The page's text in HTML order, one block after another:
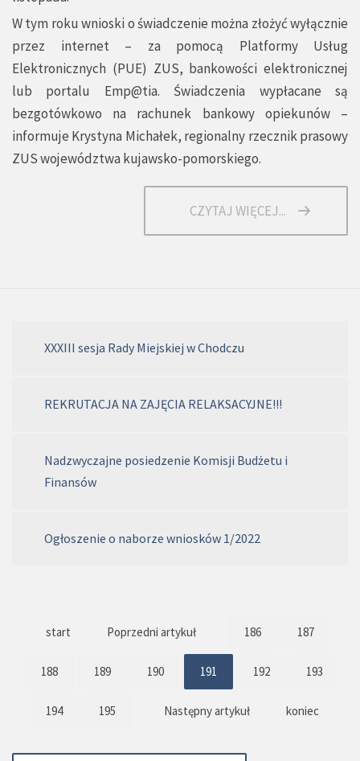
W tym roku wnioski o świadczenie można złożyć wyłącznie
przez internet – za pomocą Platformy Usług
Elektronicznych (PUE) ZUS, bankowości elektronicznej
lub portalu Emp@tia. Świadczenia wypłacane są
bezgotówkowo na rachunek bankowy opiekunów –
informuje Krystyna Michałek, regionalny rzecznik prasowy
ZUS województwa kujawsko-pomorskiego.
CZYTAJ WIĘCEJ...
XXXIII sesja Rady Miejskiej w Chodczu
REKRUTACJA NA ZAJĘCIA RELAKSACYJNE!!!
Nadzwyczajne posiedzenie Komisji Budżetu i
Finansów
Ogłoszenie o naborze wniosków 1/2022
start Poprzedni artykuł 186 187
188 189 190 191 192 193
194 195 Następny artykuł koniec